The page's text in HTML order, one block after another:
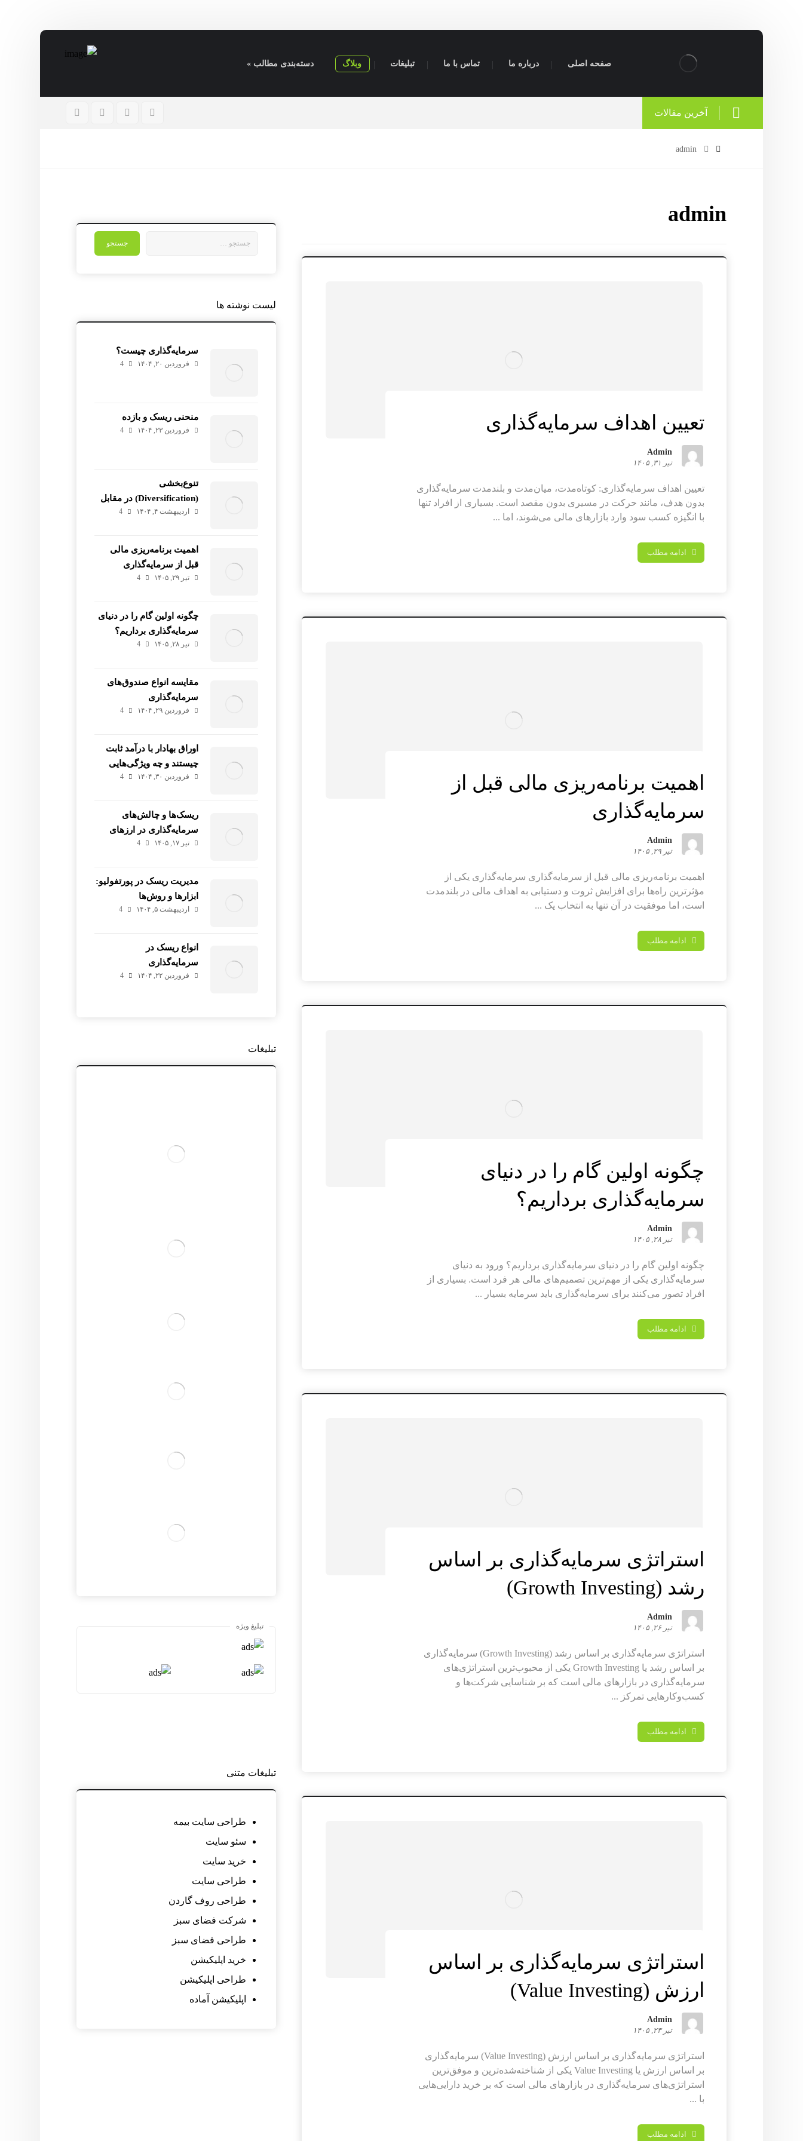
صفحه اصلی درباره ما تماس با ما تبلیغات وبلاگ دسته‌بندی مطالب »
آخرین مقالات
admin
admin
تعیین اهداف سرمایه‌گذاری
Admin
تیر ۳۱, ۱۴۰۵
تعیین اهداف سرمایه‌گذاری: کوتاه‌مدت، میان‌مدت و بلندمدت سرمایه‌گذاری
بدون هدف، مانند حرکت در مسیری بدون مقصد است. بسیاری از افراد تنها
با انگیزه کسب سود وارد بازارهای مالی می‌شوند، اما ...
ادامه مطلب
اهمیت برنامه‌ریزی مالی قبل از
سرمایه‌گذاری
Admin
تیر ۲۹, ۱۴۰۵
اهمیت برنامه‌ریزی مالی قبل از سرمایه‌گذاری سرمایه‌گذاری یکی از
مؤثرترین راه‌ها برای افزایش ثروت و دستیابی به اهداف مالی در بلندمدت
است، اما موفقیت در آن تنها به انتخاب یک ...
ادامه مطلب
چگونه اولین گام را در دنیای
سرمایه‌گذاری برداریم؟
Admin
تیر ۲۸, ۱۴۰۵
چگونه اولین گام را در دنیای سرمایه‌گذاری برداریم؟ ورود به دنیای
سرمایه‌گذاری یکی از مهم‌ترین تصمیم‌های مالی هر فرد است. بسیاری از
افراد تصور می‌کنند برای سرمایه‌گذاری باید سرمایه بسیار ...
ادامه مطلب
استراتژی سرمایه‌گذاری بر اساس
رشد (Growth Investing)
Admin
تیر ۲۶, ۱۴۰۵
استراتژی سرمایه‌گذاری بر اساس رشد (Growth Investing) سرمایه‌گذاری
بر اساس رشد یا Growth Investing یکی از محبوب‌ترین استراتژی‌های
سرمایه‌گذاری در بازارهای مالی است که بر شناسایی شرکت‌ها و
کسب‌وکارهایی تمرکز ...
ادامه مطلب
استراتژی سرمایه‌گذاری بر اساس
ارزش (Value Investing)
Admin
تیر ۲۳, ۱۴۰۵
استراتژی سرمایه‌گذاری بر اساس ارزش (Value Investing) سرمایه‌گذاری
بر اساس ارزش یا Value Investing یکی از شناخته‌شده‌ترین و موفق‌ترین
استراتژی‌های سرمایه‌گذاری در بازارهای مالی است که بر خرید دارایی‌هایی
با ...
ادامه مطلب
لیست نوشته ها
سرمایه‌گذاری چیست؟
فروردین ۲۰, ۱۴۰۴ 4
منحنی ریسک و بازده
فروردین ۲۳, ۱۴۰۴ 4
تنوع‌بخشی
(Diversification) در مقابل
تمرکز (Concentration)
اردیبهشت ۴, ۱۴۰۴ 4
اهمیت برنامه‌ریزی مالی
قبل از سرمایه‌گذاری
تیر ۲۹, ۱۴۰۵ 4
چگونه اولین گام را در دنیای
سرمایه‌گذاری برداریم؟
تیر ۲۸, ۱۴۰۵ 4
مقایسه انواع صندوق‌های
سرمایه‌گذاری
فروردین ۲۹, ۱۴۰۴ 4
اوراق بهادار با درآمد ثابت
چیستند و چه ویژگی‌هایی
دارند؟
فروردین ۳۰, ۱۴۰۴ 4
ریسک‌ها و چالش‌های
سرمایه‌گذاری در ارزهای
دیجیتال
تیر ۱۷, ۱۴۰۵ 4
مدیریت ریسک در پورتفولیو:
ابزارها و روش‌ها
اردیبهشت ۵, ۱۴۰۴ 4
انواع ریسک در
سرمایه‌گذاری
فروردین ۲۲, ۱۴۰۴ 4
تبلیغات
تبلیغ ویژه
تبلیغات متنی
طراحی سایت بیمه
سئو سایت
خرید سایت
طراحی سایت
طراحی روف گاردن
شرکت فضای سبز
طراحی فضای سبز
خرید اپلیکیشن
طراحی اپلیکیشن
اپلیکیشن آماده